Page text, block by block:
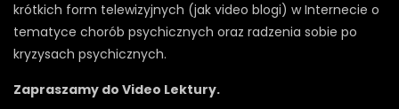
krótkich form telewizyjnych (jak video blogi) w Internecie o
tematyce chorób psychicznych oraz radzenia sobie po
kryzysach psychicznych.
Zapraszamy do Video Lektury.